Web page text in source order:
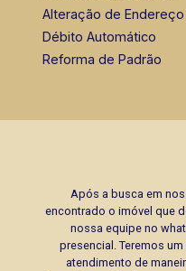
Alteração de
Débito Automático
Reforma de Padrão
Após a busca em
encontrado o imóvel que
nossa equipe no
presencial. Teremos
atendimento de